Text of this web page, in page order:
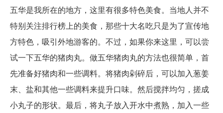
五华是我所在的地方，这里有很多特色美食。当地人并不
特别关注排行榜上的美食，那些十大名吃只是为了宣传地
方特色，吸引外地游客的。不过，如果你来这里，可以尝
试一下五华的猪肉丸。做五华猪肉丸的方法也很简单，首
先准备好猪肉和一些调料。将猪肉剁碎后，可以加入葱姜
末、盐和其他一些调料来提升口味。然后搅拌均匀，搓成
小丸子的形状。最后，将丸子放入开水中煮熟，加入一些